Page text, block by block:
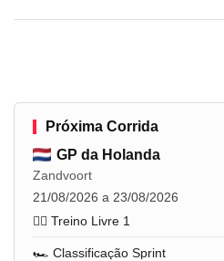
Próxima Corrida
GP da Holanda
Zandvoort
21/08/2026 a 23/08/2026
🏋️‍♂️ Treino Livre 1
🏎️ Classificação Sprint